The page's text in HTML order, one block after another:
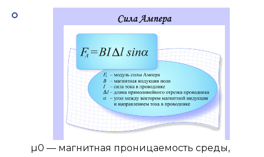
µ0 — магнитная проницаемость среды,